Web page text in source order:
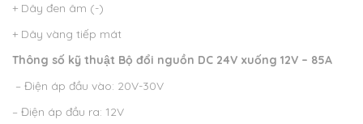
+ Dây đen âm (-)
+ Dây vàng tiếp mát
Thông số kỹ thuật Bộ đổi nguồn DC 24V xuống 12V – 85A
– Điện áp đầu vào: 20V-30V
– Điện áp đầu ra: 12V